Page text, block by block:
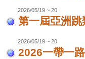
2026/05/19 ~ 20
第一屆亞洲
2026/05/19 ~ 20
2026一帶一